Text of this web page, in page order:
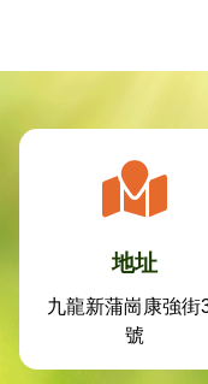
地址
九龍新蒲崗康強街
號